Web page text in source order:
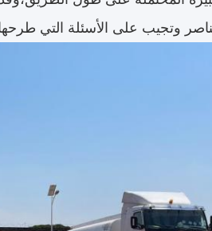
وتجيب على الأسئلة التي